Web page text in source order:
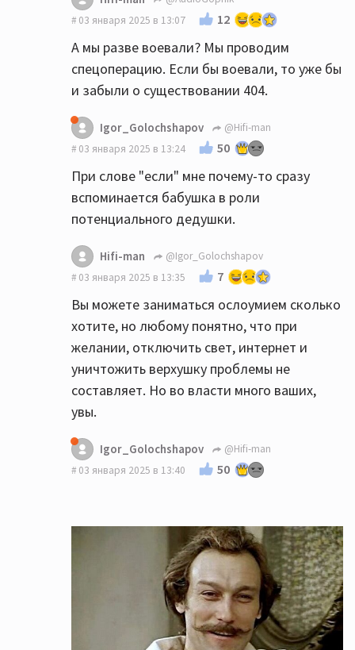
03 января 2025 в 13:07
12
А мы разве воевали? Мы проводим
спецоперацию. Если бы воевали, то уже бы
и забыли о существовании 404.
Igor_Golochshapov
@Hifi-man
03 января 2025 в 13:24
50
При слове "если" мне почему-то сразу
вспоминается бабушка в роли
потенциального дедушки.
Hifi-man
@Igor_Golochshapov
03 января 2025 в 13:35
7
Вы можете заниматься ослоумием сколько
хотите, но любому понятно, что при
желании, отключить свет, интернет и
уничтожить верхушку проблемы не
составляет. Но во власти много ваших,
увы.
Igor_Golochshapov
@Hifi-man
03 января 2025 в 13:40
50